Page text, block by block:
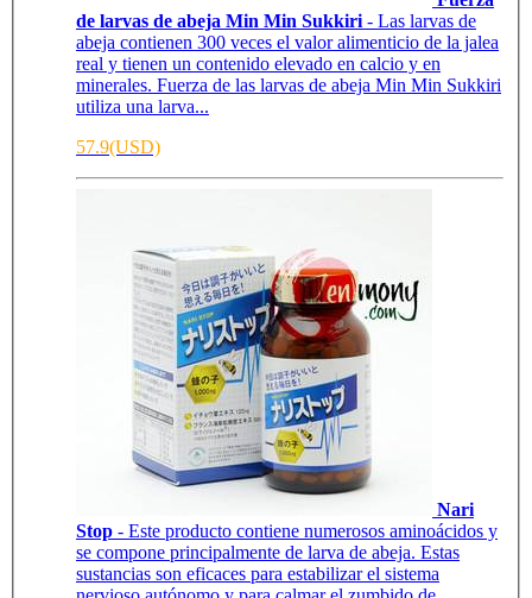
de larvas de abeja Min Min Sukkiri - Las larvas de
abeja contienen 300 veces el valor alimenticio de la jalea
real y tienen un contenido elevado en calcio y en
minerales. Fuerza de las larvas de abeja Min Min Sukkiri
utiliza una larva...
57.9(USD)
Nari
Stop - Este producto contiene numerosos aminoácidos y
se compone principalmente de larva de abeja. Estas
sustancias son eficaces para estabilizar el sistema